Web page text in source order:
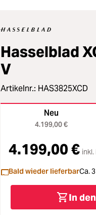
Hasselblad
V
Artikelnr.: HAS3825XCD
Neu
4.199,00 €
4.199,00 €
Bald wieder lieferbarCa.
In